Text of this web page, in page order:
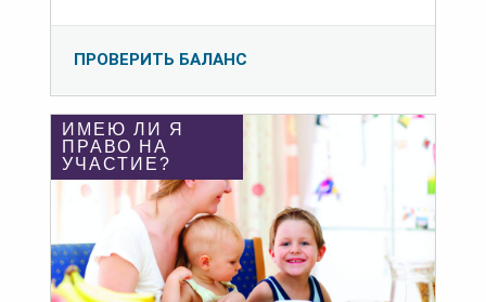
ПРОВЕРИТЬ БАЛАНС
ИМЕЮ ЛИ Я
ПРАВО НА
УЧАСТИЕ?